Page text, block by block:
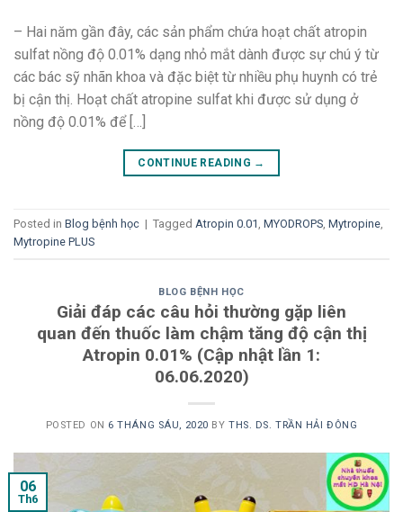
– Hai năm gần đây, các sản phẩm chứa hoạt chất atropin
sulfat nồng độ 0.01% dạng nhỏ mắt dành được sự chú ý từ
các bác sỹ nhãn khoa và đặc biệt từ nhiều phụ huynh có trẻ
bị cận thị. Hoạt chất atropine sulfat khi được sử dụng ở
nồng độ 0.01% để […]
CONTINUE READING →
Posted in Blog bệnh học | Tagged Atropin 0.01 MYODROPS Mytropine
Mytropine PLUS
BLOG BỆNH HỌC
Giải đáp các câu hỏi thường gặp liên
quan đến thuốc làm chậm tăng độ cận thị
Atropin 0.01% (Cập nhật lần 1:
06.06.2020)
POSTED ON 6 THÁNG SÁU, 2020 BYTHS. DS. TRẦN HẢI ĐÔNG
06
Th6